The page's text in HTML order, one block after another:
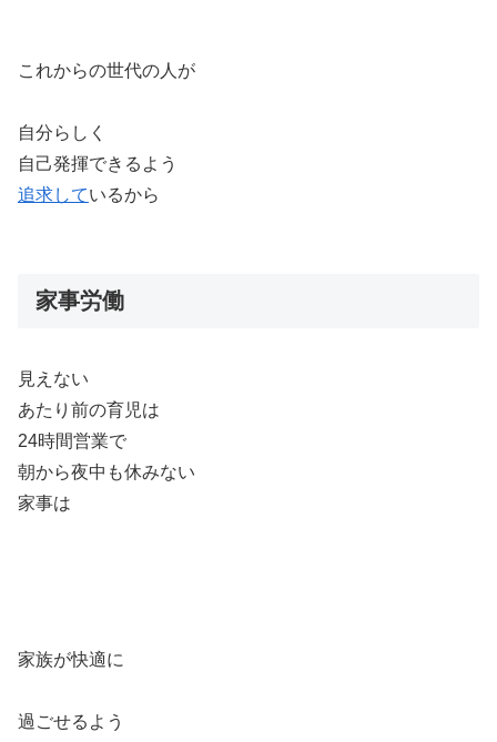
これからの世代の人が
自分らしく
自己発揮できるよう
追求しているから
家事労働
見えない
あたり前の育児は
24時間営業で
朝から夜中も休みない
家事は
家族が快適に
過ごせるよう